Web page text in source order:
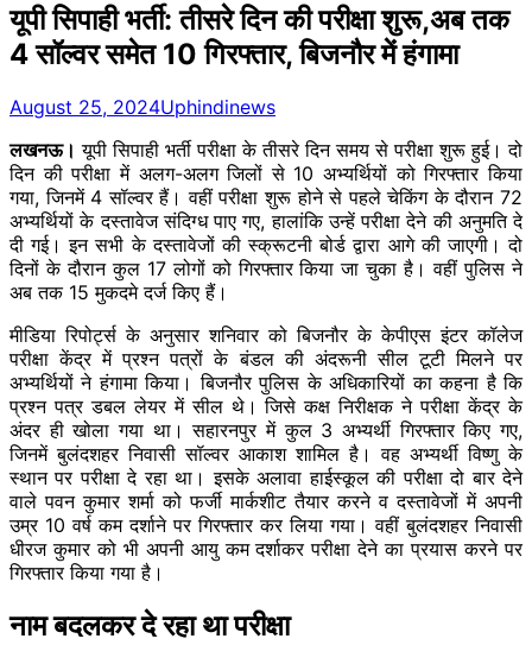
यूपी सिपाही भर्ती: तीसरे दिन की परीक्षा शुरू,अब तक
4 सॉल्वर समेत 10 गिरफ्तार, बिजनौर में हंगामा
August 25, 2024Uphindinews
लखनऊ। यूपी सिपाही भर्ती परीक्षा के तीसरे दिन समय से परीक्षा शुरू हुई। दो
दिन की परीक्षा में अलग-अलग जिलों से 10 अभ्यर्थियों को गिरफ्तार किया
गया, जिनमें 4 सॉल्वर हैं। वहीं परीक्षा शुरू होने से पहले चेकिंग के दौरान 72
अभ्यर्थियों के दस्तावेज संदिग्ध पाए गए, हालांकि उन्हें परीक्षा देने की अनुमति दे
दी गई। इन सभी के दस्तावेजों की स्क्रूटनी बोर्ड द्वारा आगे की जाएगी। दो
दिनों के दौरान कुल 17 लोगों को गिरफ्तार किया जा चुका है। वहीं पुलिस ने
अब तक 15 मुकदमे दर्ज किए हैं।
मीडिया रिपोर्ट्स के अनुसार शनिवार को बिजनौर के केपीएस इंटर कॉलेज
परीक्षा केंद्र में प्रश्न पत्रों के बंडल की अंदरूनी सील टूटी मिलने पर
अभ्यर्थियों ने हंगामा किया। बिजनौर पुलिस के अधिकारियों का कहना है कि
प्रश्न पत्र डबल लेयर में सील थे। जिसे कक्ष निरीक्षक ने परीक्षा केंद्र के
अंदर ही खोला गया था। सहारनपुर में कुल 3 अभ्यर्थी गिरफ्तार किए गए,
जिनमें बुलंदशहर निवासी सॉल्वर आकाश शामिल है। वह अभ्यर्थी विष्णु के
स्थान पर परीक्षा दे रहा था। इसके अलावा हाईस्कूल की परीक्षा दो बार देने
वाले पवन कुमार शर्मा को फर्जी मार्कशीट तैयार करने व दस्तावेजों में अपनी
उम्र 10 वर्ष कम दर्शाने पर गिरफ्तार कर लिया गया। वहीं बुलंदशहर निवासी
धीरज कुमार को भी अपनी आयु कम दर्शाकर परीक्षा देने का प्रयास करने पर
गिरफ्तार किया गया है।
नाम बदलकर दे रहा था परीक्षा